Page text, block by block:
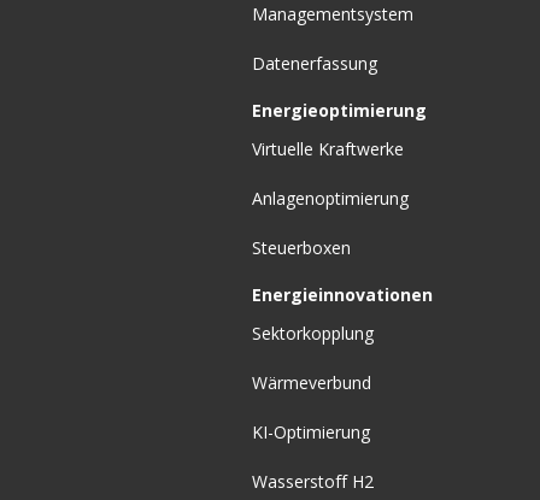
Managementsystem
Datenerfassung
Energieoptimierung
Virtuelle Kraftwerke
Anlagenoptimierung
Steuerboxen
Energieinnovationen
Sektorkopplung
Wärmeverbund
KI-Optimierung
Wasserstoff H2